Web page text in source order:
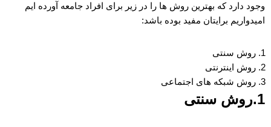
وجود دارد که بهترین روش ها را در زیر برای افراد جامعه آورده ایم
امیدواریم برایتان مفید بوده باشد:
روش سنتی
روش اینترنتی
روش شبکه های اجتماعی
1.روش سنتی